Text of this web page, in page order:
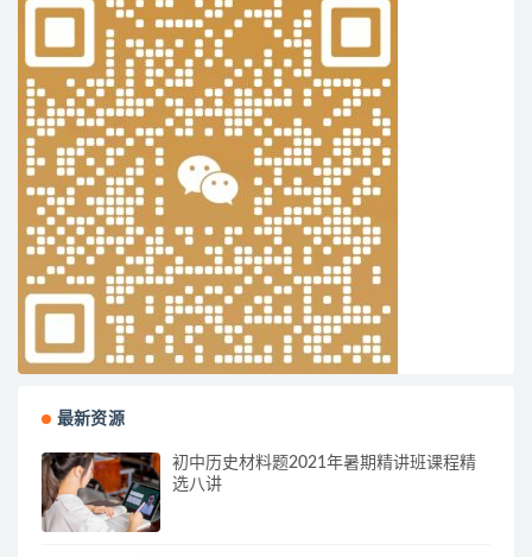
最新资源
初中历史材料题2021年暑期精讲班课程精
选八讲